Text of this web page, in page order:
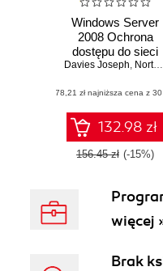
Windows Server
2008 Ochrona
dostępu do sieci
NAP
Davies Joseph, Northrup Tony
(78,21 zł najniższa cena z
132.98 zł
156.45 zł (-15%)
więcej
Brak